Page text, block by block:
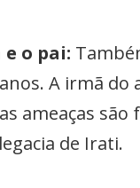
o pai:
A irmã
ameaças
de Irati.